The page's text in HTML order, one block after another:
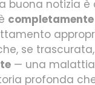
buona notizia è
se
— una malattia
profonda